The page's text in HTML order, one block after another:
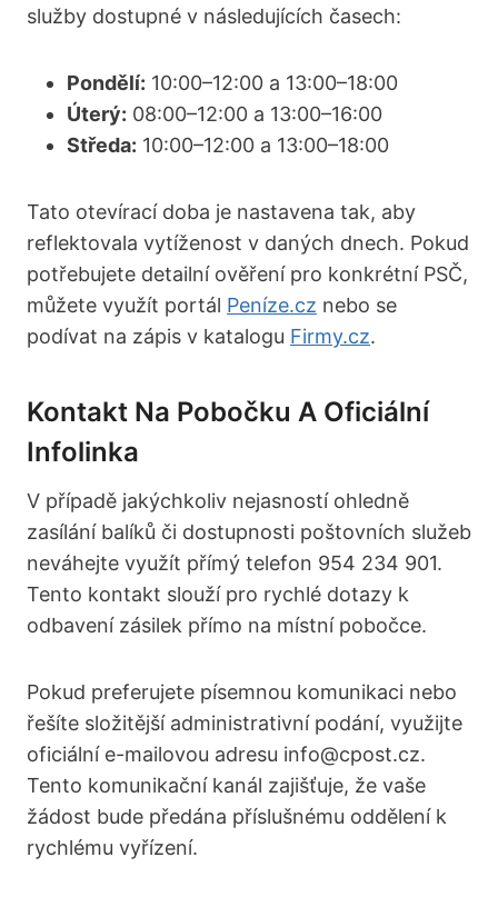
služby dostupné v následujících časech:
Pondělí: 10:00–12:00 a 13:00–18:00
Úterý: 08:00–12:00 a 13:00–16:00
Středa: 10:00–12:00 a 13:00–18:00
Tato otevírací doba je nastavena tak, aby
reflektovala vytíženost v daných dnech. Pokud
potřebujete detailní ověření pro konkrétní PSČ,
můžete využít portál Peníze.cz nebo se
podívat na zápis v katalogu Firmy.cz.
Kontakt Na Pobočku A Oficiální
Infolinka
V případě jakýchkoliv nejasností ohledně
zasílání balíků či dostupnosti poštovních služeb
neváhejte využít přímý telefon 954 234 901.
Tento kontakt slouží pro rychlé dotazy k
odbavení zásilek přímo na místní pobočce.
Pokud preferujete písemnou komunikaci nebo
řešíte složitější administrativní podání, využijte
oficiální e-mailovou adresu info@cpost.cz.
Tento komunikační kanál zajišťuje, že vaše
žádost bude předána příslušnému oddělení k
rychlému vyřízení.